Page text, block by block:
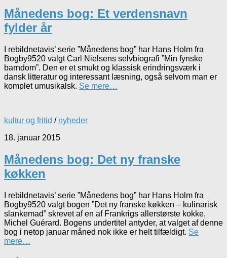
Månedens bog: Et verdensnavn
fylder år
I rebildnetavis’ serie ”Månedens bog” har Hans Holm fra
Bogby9520 valgt Carl Nielsens selvbiografi ”Min fynske
barndom”. Den er et smukt og klassisk erindringsværk i
dansk litteratur og interessant læsning, også selvom man er
komplet umusikalsk. Se mere…
kultur og fritid / nyheder
18. januar 2015
Månedens bog: Det ny franske
køkken
I rebildnetavis’ serie ”Månedens bog” har Hans Holm fra
Bogby9520 valgt bogen ”Det ny franske køkken – kulinarisk
slankemad” skrevet af en af Frankrigs allerstørste kokke,
Michel Guérard. Bogens undertitel antyder, at valget af denne
bog i netop januar måned nok ikke er helt tilfældigt. Se
mere…